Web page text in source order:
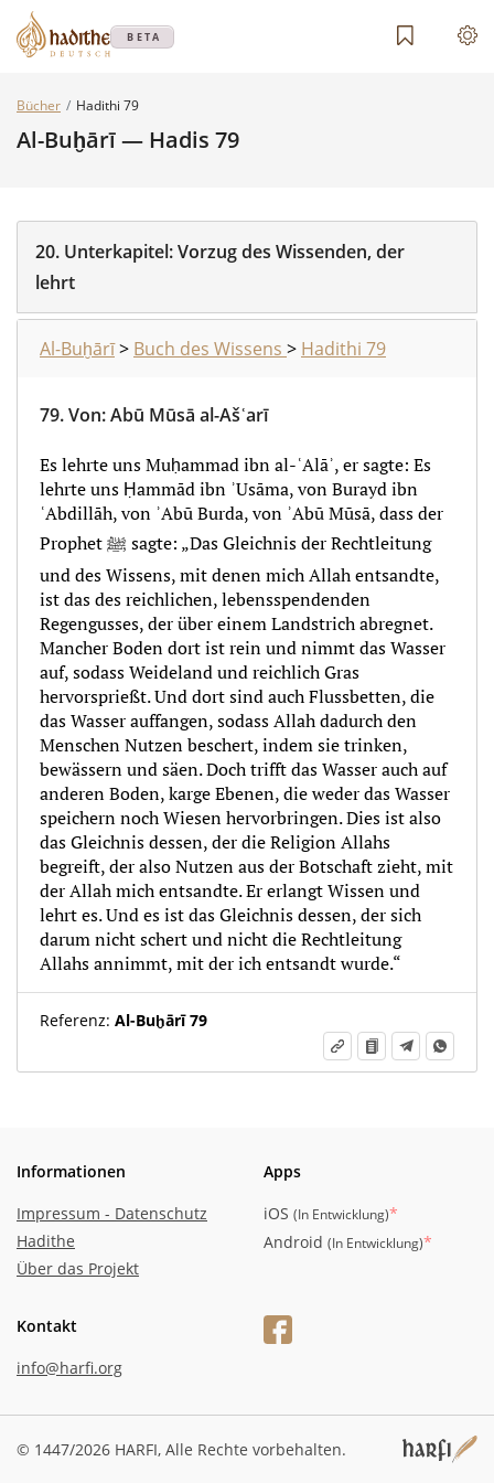
BETA
Bücher Hadithi 79
Al-Buḫārī — Hadis 79
20. Unterkapitel:Vorzug des Wissenden, der
lehrt
Al-Buḫārī> Buch des Wissens > Hadithi 79
79.Von:Abū Mūsā al-Ašʿarī
Es lehrte uns Muḥammad ibn al-ʿAlāʾ, er sagte: Es
lehrte uns Ḥammād ibn ʾUsāma, von Burayd ibn
ʿAbdillāh, von ʾAbū Burda, von ʾAbū Mūsā, dass der
Prophet ﷺ sagte: „Das Gleichnis der Rechtleitung
und des Wissens, mit denen mich Allah entsandte,
ist das des reichlichen, lebensspendenden
Regengusses, der über einem Landstrich abregnet.
Mancher Boden dort ist rein und nimmt das Wasser
auf, sodass Weideland und reichlich Gras
hervorsprießt. Und dort sind auch Flussbetten, die
das Wasser auffangen, sodass Allah dadurch den
Menschen Nutzen beschert, indem sie trinken,
bewässern und säen. Doch trifft das Wasser auch auf
anderen Boden, karge Ebenen, die weder das Wasser
speichern noch Wiesen hervorbringen. Dies ist also
das Gleichnis dessen, der die Religion Allahs
begreift, der also Nutzen aus der Botschaft zieht, mit
der Allah mich entsandte. Er erlangt Wissen und
lehrt es. Und es ist das Gleichnis dessen, der sich
darum nicht schert und nicht die Rechtleitung
Allahs annimmt, mit der ich entsandt wurde.“
Referenz: Al-Buḫārī 79
Informationen
Impressum - Datenschutz
Hadithe
Über das Projekt
Apps
iOS (In Entwicklung)*
Android (In Entwicklung)*
Kontakt
info@harfi.org
© 1447/2026 HARFI, Alle Rechte vorbehalten.